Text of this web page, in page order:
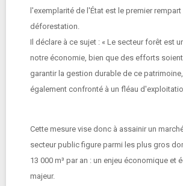
l'exemplarité de l'État est le premier
déforestation.
Il déclare à ce sujet : « Le secteur forêt est
notre économie, bien que des efforts
garantir la gestion durable de ce
également confronté à un fléau
Cette mesure vise donc à assainir un
secteur public figure parmi les plus gros
13 000 m³ par an : un enjeu économique et
majeur.